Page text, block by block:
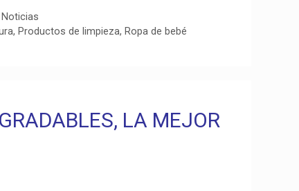
Noticias
, Productos de limpieza, Ropa de bebé
LA MEJOR